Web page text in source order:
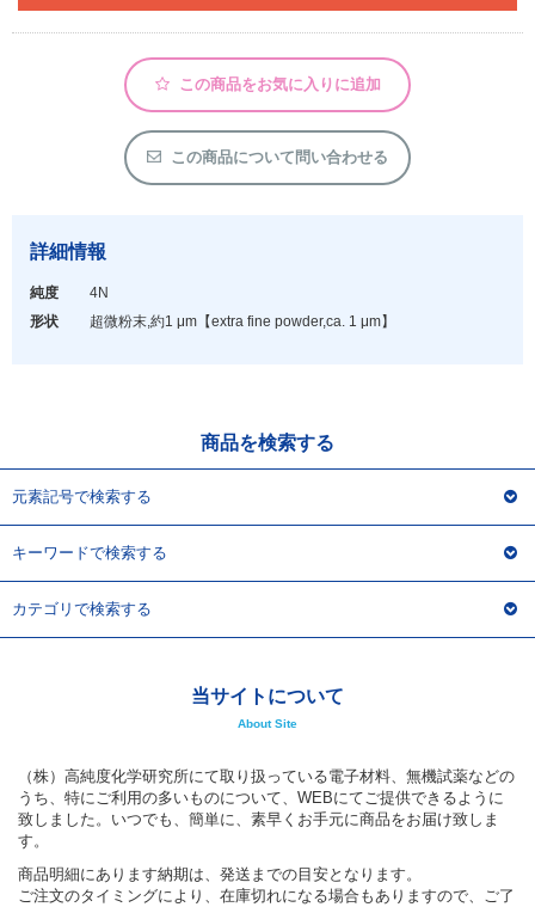
アウトレット
化学教材・オリジナルグッズ
この商品をお気に入りに追加
この商品について問い合わせる
詳細情報
純度
4N
形状
超微粉末,約1 μm 【extra fine powder,ca. 1 μm】
商品を検索する
元素記号で検索する
キーワードで検索する
カテゴリで検索する
当サイトについて
About Site
（株）高純度化学研究所にて取り扱っている電子材料、無機試薬などの
うち、特にご利用の多いものについて、WEBにてご提供できるように
致しました。いつでも、簡単に、素早くお手元に商品をお届け致しま
す。
商品明細にあります納期は、発送までの目安となります。
ご注文のタイミングにより、在庫切れになる場合もありますので、ご了